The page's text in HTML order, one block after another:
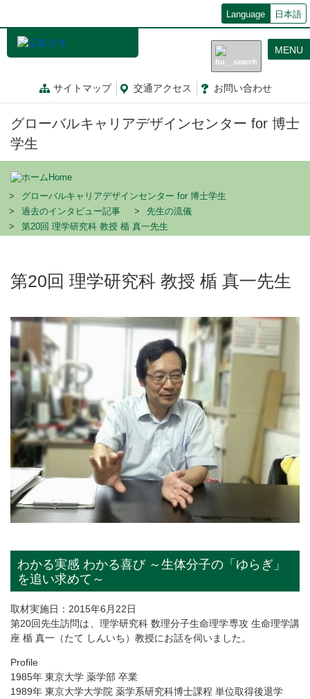
Language 日本語
サイトマップ 交通アクセス お問い合わせ
MENU
グローバルキャリアデザインセンター for 博士
学生
Home
グローバルキャリアデザインセンター for 博士学生
過去のインタビュー記事
先生の流儀
第20回 理学研究科 教授 楯 真一先生
第20回 理学研究科 教授 楯 真一先生
わかる実感 わかる喜び ～生体分子の「ゆらぎ」
を追い求めて～
取材実施日：2015年6月22日
第20回先生訪問は、理学研究科 数理分子生命理学専攻 生命理学講
座 楯 真一（たて しんいち）教授にお話を伺いました。
Profile
1985年 東京大学 薬学部 卒業
1989年 東京大学大学院 薬学系研究科博士課程 単位取得後退学